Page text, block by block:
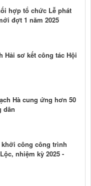
hợp tổ chức Lễ phát
đợt 1 năm 2025
Hải sơ kết công tác Hội
Hà cung ứng hơn 50
dân
khởi công công trình
nhiệm kỳ 2025 -